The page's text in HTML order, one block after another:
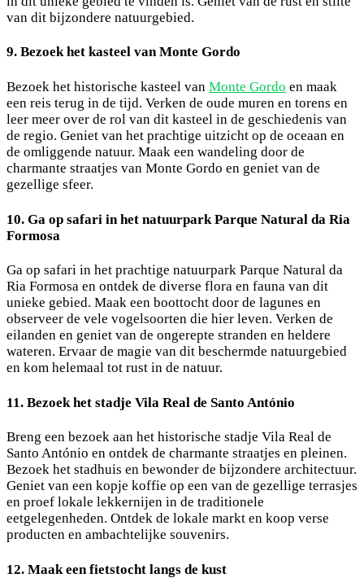
van dit bijzondere natuurgebied.
9. Bezoek het kasteel van Monte Gordo
Bezoek het historische kasteel van Monte Gordo en maak
een reis terug in de tijd. Verken de oude muren en torens en
leer meer over de rol van dit kasteel in de geschiedenis van
de regio. Geniet van het prachtige uitzicht op de oceaan en
de omliggende natuur. Maak een wandeling door de
charmante straatjes van Monte Gordo en geniet van de
gezellige sfeer.
10. Ga op safari in het natuurpark Parque Natural da Ria
Formosa
Ga op safari in het prachtige natuurpark Parque Natural da
Ria Formosa en ontdek de diverse flora en fauna van dit
unieke gebied. Maak een boottocht door de lagunes en
observeer de vele vogelsoorten die hier leven. Verken de
eilanden en geniet van de ongerepte stranden en heldere
wateren. Ervaar de magie van dit beschermde natuurgebied
en kom helemaal tot rust in de natuur.
11. Bezoek het stadje Vila Real de Santo António
Breng een bezoek aan het historische stadje Vila Real de
Santo António en ontdek de charmante straatjes en pleinen.
Bezoek het stadhuis en bewonder de bijzondere architectuur.
Geniet van een kopje koffie op een van de gezellige terrasjes
en proef lokale lekkernijen in de traditionele
eetgelegenheden. Ontdek de lokale markt en koop verse
producten en ambachtelijke souvenirs.
12. Maak een fietstocht langs de kust